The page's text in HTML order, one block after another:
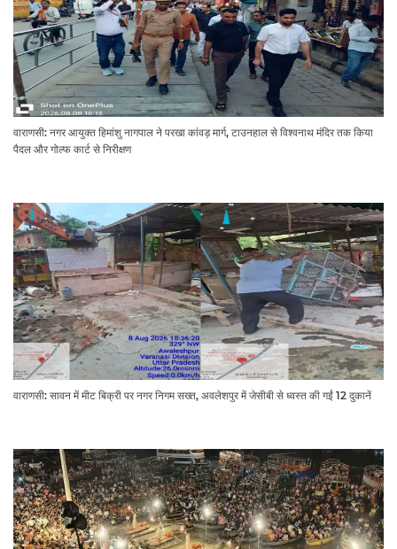
वाराणसी: नगर आयुक्त हिमांशु नागपाल ने परखा कांवड़ मार्ग, टाउनहाल से विश्वनाथ मंदिर तक किया
पैदल और गोल्फ कार्ट से निरीक्षण
वाराणसी: सावन में मीट बिक्री पर नगर निगम सख्त, अवलेशपुर में जेसीबी से ध्वस्त की गईं 12 दुकानें